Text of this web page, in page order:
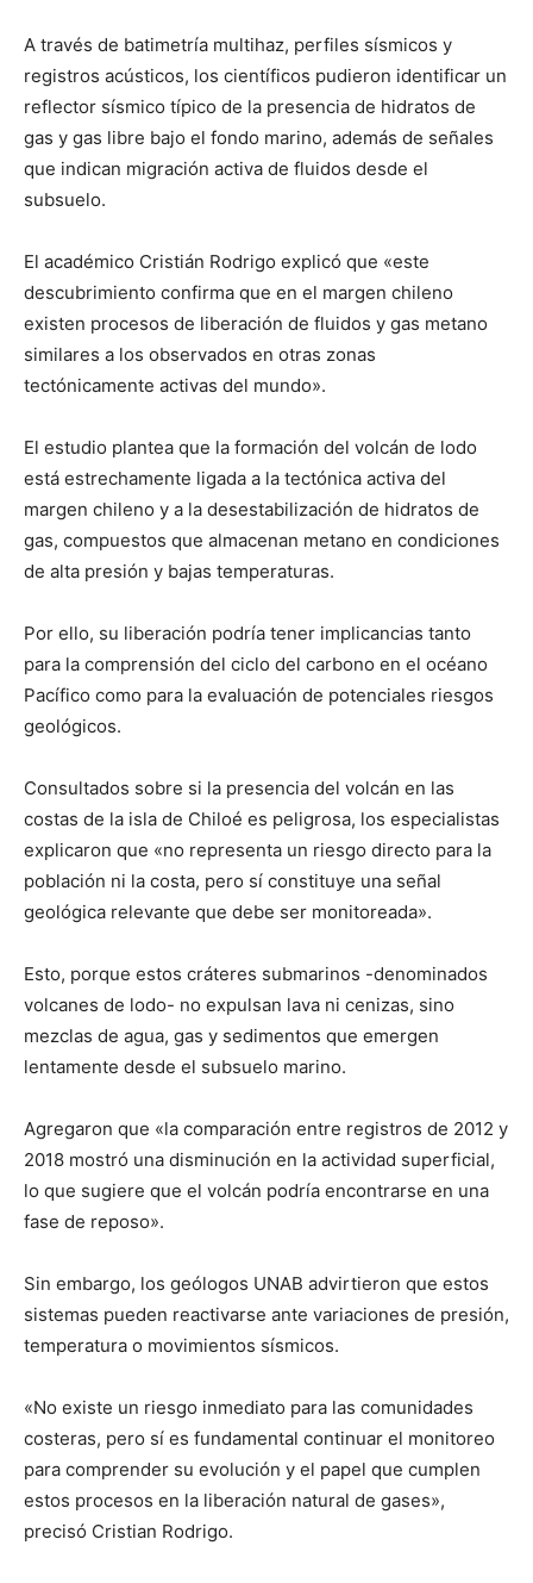
A través de batimetría multihaz, perfiles sísmicos y
registros acústicos, los científicos pudieron identificar un
reflector sísmico típico de la presencia de hidratos de
gas y gas libre bajo el fondo marino, además de señales
que indican migración activa de fluidos desde el
subsuelo.
El académico Cristián Rodrigo explicó que «este
descubrimiento confirma que en el margen chileno
existen procesos de liberación de fluidos y gas metano
similares a los observados en otras zonas
tectónicamente activas del mundo».
El estudio plantea que la formación del volcán de lodo
está estrechamente ligada a la tectónica activa del
margen chileno y a la desestabilización de hidratos de
gas, compuestos que almacenan metano en condiciones
de alta presión y bajas temperaturas.
Por ello, su liberación podría tener implicancias tanto
para la comprensión del ciclo del carbono en el océano
Pacífico como para la evaluación de potenciales riesgos
geológicos.
Consultados sobre si la presencia del volcán en las
costas de la isla de Chiloé es peligrosa, los especialistas
explicaron que «no representa un riesgo directo para la
población ni la costa, pero sí constituye una señal
geológica relevante que debe ser monitoreada».
Esto, porque estos cráteres submarinos -denominados
volcanes de lodo- no expulsan lava ni cenizas, sino
mezclas de agua, gas y sedimentos que emergen
lentamente desde el subsuelo marino.
Agregaron que «la comparación entre registros de 2012 y
2018 mostró una disminución en la actividad superficial,
lo que sugiere que el volcán podría encontrarse en una
fase de reposo».
Sin embargo, los geólogos UNAB advirtieron que estos
sistemas pueden reactivarse ante variaciones de presión,
temperatura o movimientos sísmicos.
«No existe un riesgo inmediato para las comunidades
costeras, pero sí es fundamental continuar el monitoreo
para comprender su evolución y el papel que cumplen
estos procesos en la liberación natural de gases»,
precisó Cristian Rodrigo.